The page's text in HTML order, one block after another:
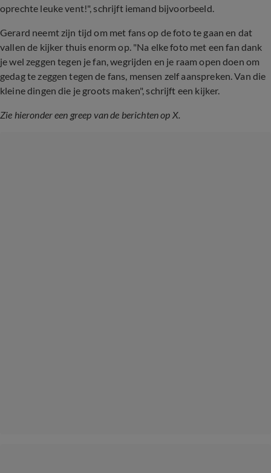
oprechte leuke vent!", schrijft iemand bijvoorbeeld.
Gerard neemt zijn tijd om met fans op de foto te gaan en dat
vallen de kijker thuis enorm op. "Na elke foto met een fan dank
je wel zeggen tegen je fan, wegrijden en je raam open doen om
gedag te zeggen tegen de fans, mensen zelf aanspreken. Van die
kleine dingen die je groots maken", schrijft een kijker.
Zie hieronder een greep van de berichten op X.